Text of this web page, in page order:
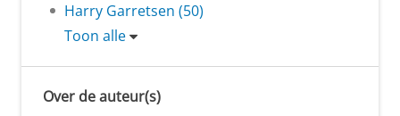
Harry Garretsen (50)
Toon alle
Over de auteur(s)